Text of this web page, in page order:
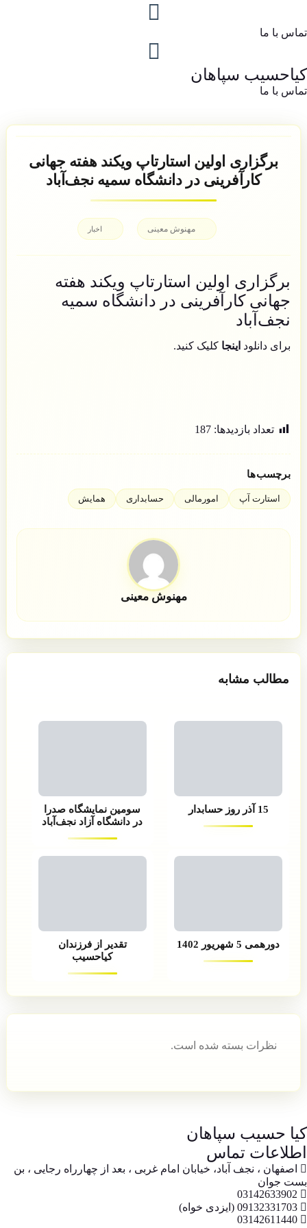
تماس با ما
کیاحسیب سپاهان
تماس با ما
برگزاری اولین استارتاپ ویکند هفته جهانی
کارآفرینی در دانشگاه سمیه نجف‌آباد
مهنوش معینی اخبار
برگزاری اولین استارتاپ ویکند هفته
جهانی کارآفرینی در دانشگاه سمیه
نجف‌آباد
برای دانلود اینجا کلیک کنید.
تعداد بازدید‌ها: 187
برچسب‌ها
استارت آپ امورمالی حسابداری همایش
مهنوش معینی
مطالب مشابه
15 آذر روز حسابدار
سومین نمایشگاه صدرا
در دانشگاه آزاد نجف‌آباد
دورهمی 5 شهریور 1402
تقدیر از فرزندان
کیاحسیب
نظرات بسته شده است.
کیا حسیب سپاهان
اطلاعات تماس
اصفهان ، نجف آباد، خیابان امام غربی ، بعد از چهارراه رجایی ، بن
بست جوان
03142633902
09132331703 (ایزدی خواه)
03142611440